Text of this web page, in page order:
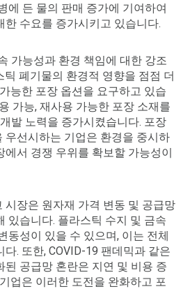
에 든 물의 판매 증가에 기여하여
한 수요를 증가시키고 있습니다.
가능성과 환경 책임에 대한 강조
폐기물의 환경적 영향을 점점 더
능한 포장 옵션을 요구하고 있습
가능, 재사용 가능한 포장 소재를
발 노력을 증가시켰습니다. 포장
우선시하는 기업은 환경을 중시하
에서 경쟁 우위를 확보할 가능성이
시장은 원자재 가격 변동 및 공급망
있습니다. 플라스틱 수지 및 금속
동성이 있을 수 있으며, 이는 전체
. 또한, COVID-19 팬데믹과 같은
된 공급망 혼란은 지연 및 비용 증
업은 이러한 도전을 완화하고 포